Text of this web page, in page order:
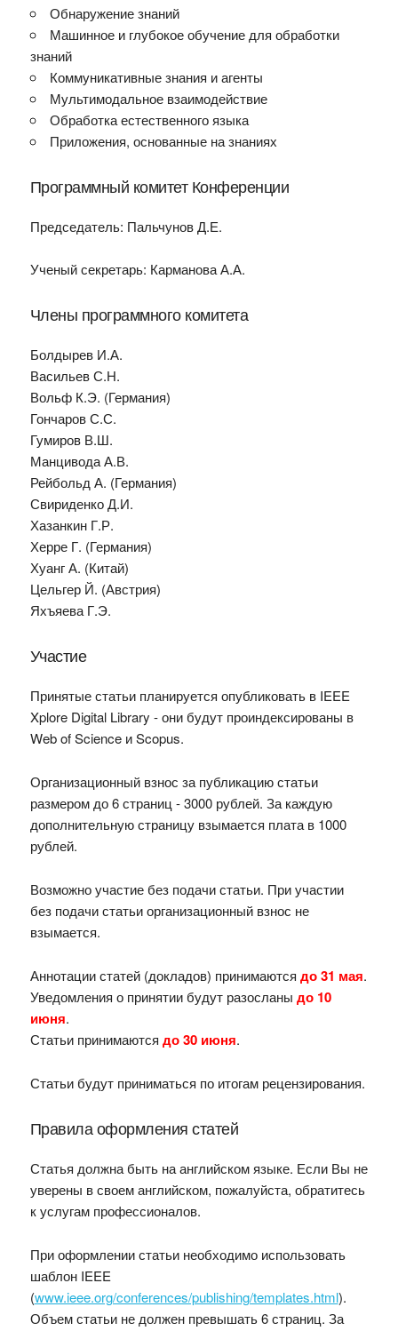
Обнаружение знаний
Машинное и глубокое обучение для обработки
знаний
Коммуникативные знания и агенты
Мультимодальное взаимодействие
Обработка естественного языка
Приложения, основанные на знаниях
Программный комитет Конференции
Председатель: Пальчунов Д.Е.
Ученый секретарь: Карманова А.А.
Члены программного комитета
Болдырев И.А.
Васильев С.Н.
Вольф К.Э. (Германия)
Гончаров С.С.
Гумиров В.Ш.
Манцивода А.В.
Рейбольд А. (Германия)
Свириденко Д.И.
Хазанкин Г.Р.
Херре Г. (Германия)
Хуанг А. (Китай)
Цельгер Й. (Австрия)
Яхъяева Г.Э.
Участие
Принятые статьи планируется опубликовать в IEEE
Xplore Digital Library - они будут проиндексированы в
Web of Science и Scopus.
Организационный взнос за публикацию статьи
размером до 6 страниц - 3000 рублей. За каждую
дополнительную страницу взымается плата в 1000
рублей.
Возможно участие без подачи статьи. При участии
без подачи статьи организационный взнос не
взымается.
Аннотации статей (докладов) принимаются до 31 мая.
Уведомления о принятии будут разосланы до 10
июня.
Статьи принимаются до 30 июня.
Статьи будут приниматься по итогам рецензирования.
Правила оформления статей
Статья должна быть на английском языке. Если Вы не
уверены в своем английском, пожалуйста, обратитесь
к услугам профессионалов.
При оформлении статьи необходимо использовать
шаблон IEEE
(www.ieee.org/conferences/publishing/templates.html).
Объем статьи не должен превышать 6 страниц. За